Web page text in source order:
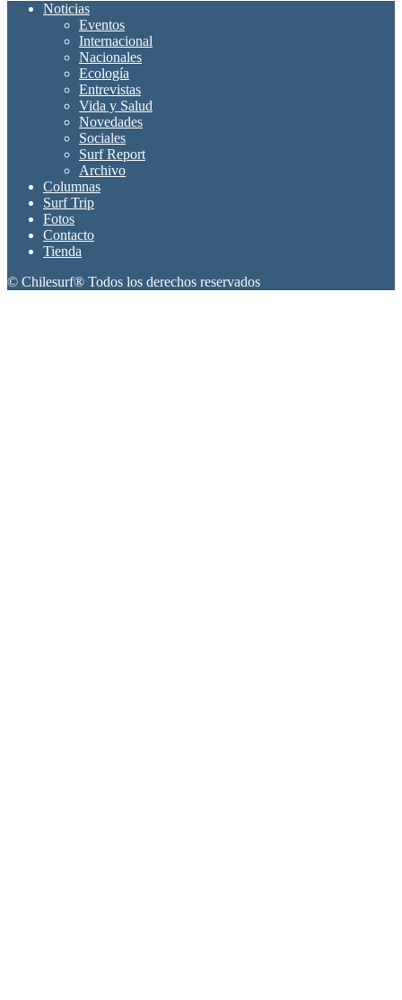
Noticias
Eventos
Internacional
Nacionales
Ecología
Entrevistas
Vida y Salud
Novedades
Sociales
Surf Report
Archivo
Columnas
Surf Trip
Fotos
Contacto
Tienda
© Chilesurf® Todos los derechos reservados